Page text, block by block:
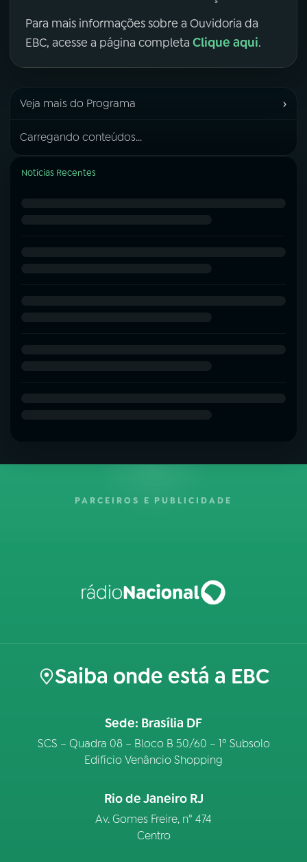
Para mais informações sobre a Ouvidoria da
EBC, acesse a página completa Clique aqui.
Veja mais do Programa ›
Carregando conteúdos...
Notícias Recentes
PARCEIROS E PUBLICIDADE
Saiba onde está a EBC
Sede: Brasília DF
SCS – Quadra 08 – Bloco B 50/60 – 1º Subsolo
Edifício Venâncio Shopping
Rio de Janeiro RJ
Av. Gomes Freire, n° 474
Centro